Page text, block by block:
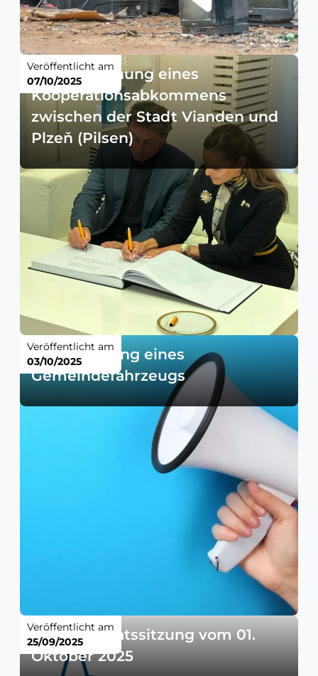
Unterzeichnung eines
Kooperationsabkommens
zwischen der Stadt Vianden und
Plzeň (Pilsen)
Veröffentlicht am
07/10/2025
Versteigerung eines
Gemeindefahrzeugs
Veröffentlicht am
03/10/2025
Gemeinderatssitzung vom 01.
Oktober 2025
Veröffentlicht am
25/09/2025